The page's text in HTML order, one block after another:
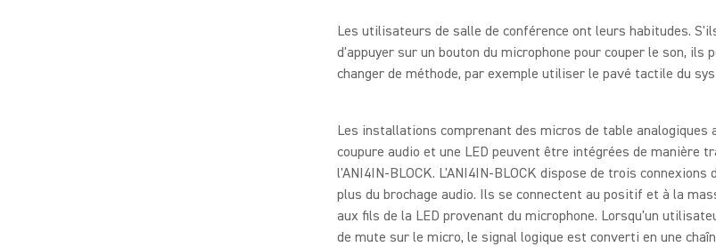
Les utilisateurs de salle de conférence ont leurs habitudes.
d'appuyer sur un bouton du microphone pour couper le son, ils
changer de méthode, par exemple utiliser le pavé tactile du
Les installations comprenant des micros de table analogiques
coupure audio et une LED peuvent être intégrées de manière
l'ANI4IN-BLOCK. L'ANI4IN-BLOCK dispose de trois connexions
plus du brochage audio. Ils se connectent au positif et à la
aux fils de la LED provenant du microphone. Lorsqu'un
de mute sur le micro, le signal logique est converti en une